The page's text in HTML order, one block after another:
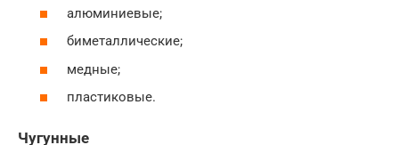
алюминиевые;
биметаллические;
медные;
пластиковые.
Чугунные